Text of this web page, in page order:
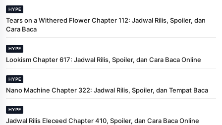
HYPE
Tears on a Withered Flower Chapter 112: Jadwal Rilis, Spoiler, dan
Cara Baca
HYPE
Lookism Chapter 617: Jadwal Rilis, Spoiler, dan Cara Baca Online
HYPE
Nano Machine Chapter 322: Jadwal Rilis, Spoiler, dan Tempat Baca
HYPE
Jadwal Rilis Eleceed Chapter 410, Spoiler, dan Cara Baca Online